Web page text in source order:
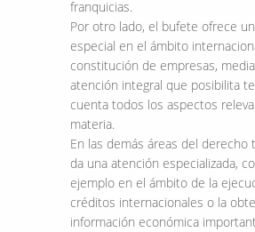
franquicias.
Por otro lado, el bufete ofrece
especial en el ámbito
constitución de empresas,
atención integral que posibilita
cuenta todos los aspectos
materia.
En las demás áreas del derecho
da una atención especializada,
ejemplo en el ámbito de la
créditos internacionales o la
información económica